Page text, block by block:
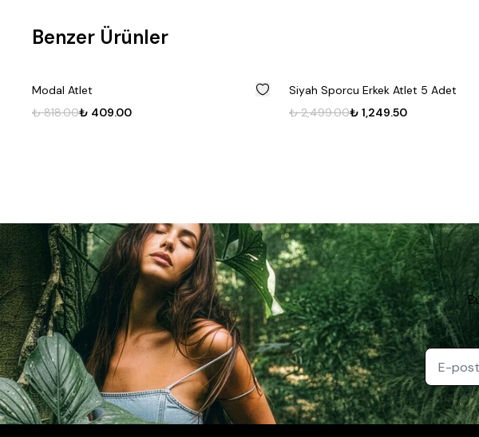
Benzer Ürünler
50
Modal Atlet
₺ 818.00₺ 409.00
Siyah Sporcu Erkek Atlet 5 Adet
₺ 2,499.00₺ 1,249.50